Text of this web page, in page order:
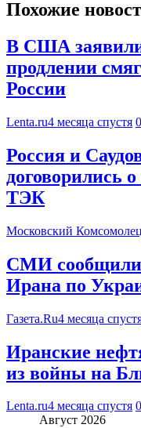
Похожие
В США
продлении
России
Lenta.ru4 месяца спустя 0
Россия и
договорились
ТЭК
Московский Комсомолец
СМИ сообщили
Ирана по
Газета.Ru4 месяца
Иранские
из войны на
Lenta.ru4 месяца спустя 0
Август 2026